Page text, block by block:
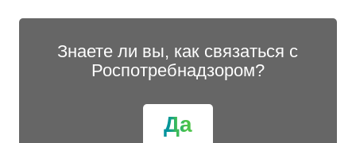
Знаете ли вы, как связаться с
Роспотребнадзором?
Да